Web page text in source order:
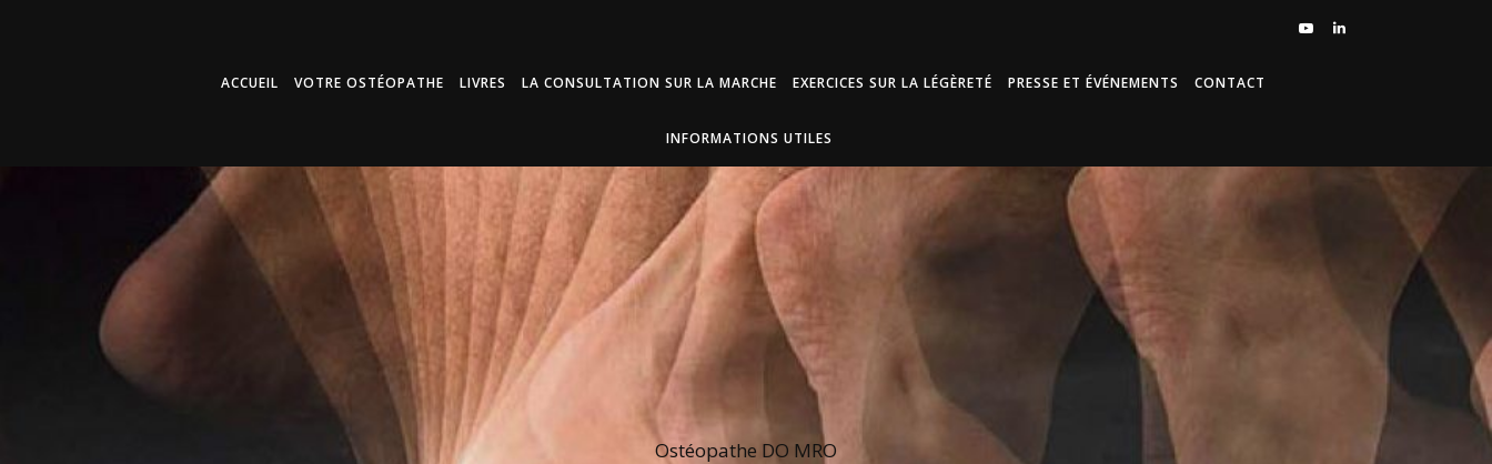
ACCUEIL VOTRE OSTÉOPATHE LIVRES LA CONSULTATION SUR LA MARCHE EXERCICES SUR LA LÉGÈRETÉ PRESSE ET ÉVÉNEMENTS CONTACT
INFORMATIONS UTILES
Ostéopathe DO MRO